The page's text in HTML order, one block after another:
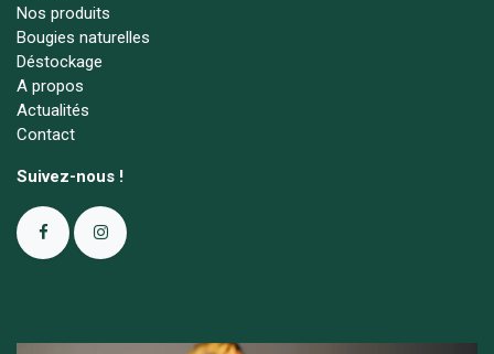
Nos produits
Bougies naturelles
Déstockage
A propos
Actualités
Contact
Suivez-nous !